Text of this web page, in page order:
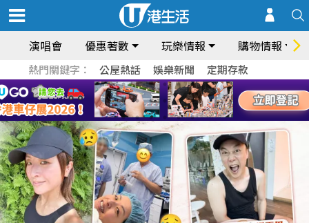
演唱會 優惠著數 玩樂情報 購物情報
熱門關鍵字： 公屋熱話 娛樂新聞 定期存款